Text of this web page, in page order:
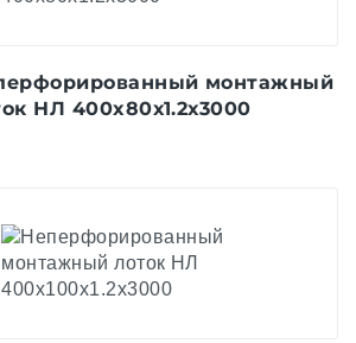
монтажный
НЛ 400x80х1.2х3000